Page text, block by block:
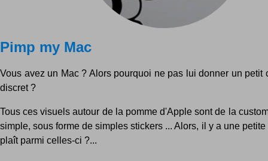
Pimp my Mac
Vous avez un Mac ? Alors pourquoi ne pas lui donner un petit
discret ?
Tous ces visuels autour de la pomme d'Apple sont de la
simple, sous forme de simples stickers ... Alors, il y a une
plaît parmi celles-ci ?...